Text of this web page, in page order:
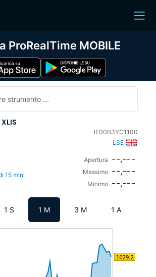
strumento ...
IE00B3YC1100
LSE
15 min
Apertura --,---
Massimo --,---
Minimo --,---
1 S 1 M 3 M 1 A
ProRealTime MOBILE